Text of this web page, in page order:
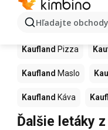
Hľadajte
Ďalšie
Kaufland
Kaufland Pizza
Kaufland Maslo
Kaufland Káva
Ďalšie letáky